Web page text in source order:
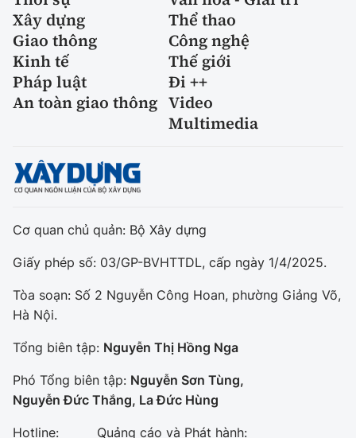
Xây dựng
Thể thao
Giao thông
Công nghệ
Kinh tế
Thế giới
Pháp luật
Đi ++
An toàn giao thông Video
Multimedia
Cơ quan chủ quản: Bộ Xây dựng
Giấy phép số: 03/GP-BVHTTDL, cấp ngày 1/4/2025.
Tòa soạn: Số 2 Nguyễn Công Hoan, phường Giảng Võ,
Hà Nội.
Tổng biên tập: Nguyễn Thị Hồng Nga
Phó Tổng biên tập: Nguyễn Sơn Tùng,
Nguyễn Đức Thắng, La Đức Hùng
Hotline: Quảng cáo và Phát hành: